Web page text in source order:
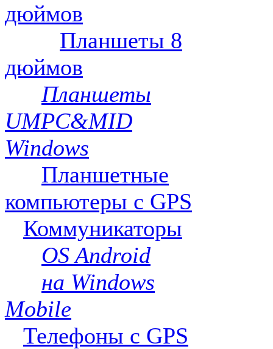
дюймов
Планшеты 8
дюймов
Планшеты
UMPC&MID
Windows
Планшетные
компьютеры с GPS
Коммуникаторы
OS Android
на Windows
Mobile
Телефоны с GPS